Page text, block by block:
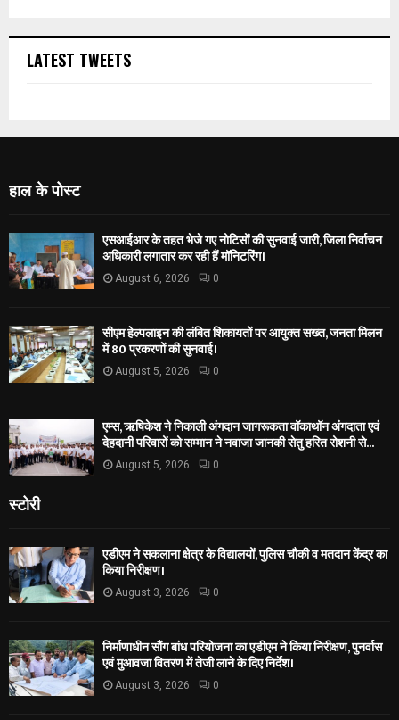
LATEST TWEETS
हाल के पोस्ट
एसआईआर के तहत भेजे गए नोटिसों की सुनवाई जारी, जिला निर्वाचन
अधिकारी लगातार कर रही हैं मॉनिटरिंग।
August 6, 2026 0
सीएम हेल्पलाइन की लंबित शिकायतों पर आयुक्त सख्त, जनता मिलन
में 80 प्रकरणों की सुनवाई।
August 5, 2026 0
एम्स, ऋषिकेश ने निकाली अंगदान जागरूकता वॉकाथॉन अंगदाता एवं
देहदानी परिवारों को सम्मान ने नवाजा जानकी सेतु हरित रोशनी से...
August 5, 2026 0
स्टोरी
एडीएम ने सकलाना क्षेत्र के विद्यालयों, पुलिस चौकी व मतदान केंद्र का
किया निरीक्षण।
August 3, 2026 0
निर्माणाधीन सौंग बांध परियोजना का एडीएम ने किया निरीक्षण, पुनर्वास
एवं मुआवजा वितरण में तेजी लाने के दिए निर्देश।
August 3, 2026 0